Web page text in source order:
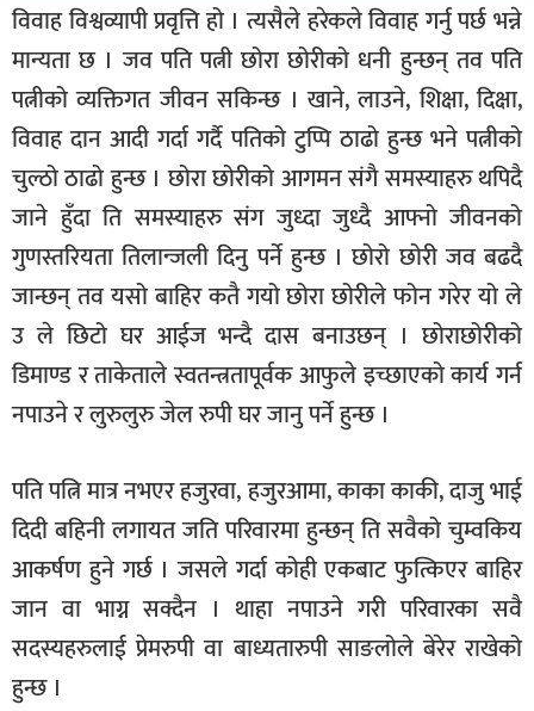
विवाह विश्वव्यापी प्रवृत्ति हो । त्यसैले हरेकले विवाह गर्नु पर्छ भन्ने
मान्यता छ । जव पति पत्नी छोरा छोरीको धनी हुन्छन् तव पति
पत्नीको व्यक्तिगत जीवन सकिन्छ । खाने, लाउने, शिक्षा, दिक्षा,
विवाह दान आदी गर्दा गर्दै पतिको टुप्पि ठाढो हुन्छ भने पत्नीको
चुल्ठो ठाढो हुन्छ । छोरा छोरीको आगमन संगै समस्याहरु थपिदै
जाने हुँदा ति समस्याहरु संग जुध्दा जुध्दै आफ्नो जीवनको
गुणस्तरियता तिलान्जली दिनु पर्ने हुन्छ । छोरो छोरी जव बढदै
जान्छन् तव यसो बाहिर कतै गयो छोरा छोरीले फोन गरेर यो ले
उ ले छिटो घर आईज भन्दै दास बनाउछन् । छोराछोरीको
डिमाण्ड र ताकेताले स्वतन्त्रतापूर्वक आफुले इच्छाएको कार्य गर्न
नपाउने र लुरुलुरु जेल रुपी घर जानु पर्ने हुन्छ ।
पति पत्नि मात्र नभएर हजुरवा, हजुरआमा, काका काकी, दाजु भाई
दिदी बहिनी लगायत जति परिवारमा हुन्छन् ति सवैको चुम्वकिय
आकर्षण हुने गर्छ । जसले गर्दा कोही एकबाट फुत्किएर बाहिर
जान वा भाग्न सक्दैन । थाहा नपाउने गरी परिवारका सवै
सदस्यहरुलाई प्रेमरुपी वा बाध्यतारुपी साङलोले बेरेर राखेको
हुन्छ ।